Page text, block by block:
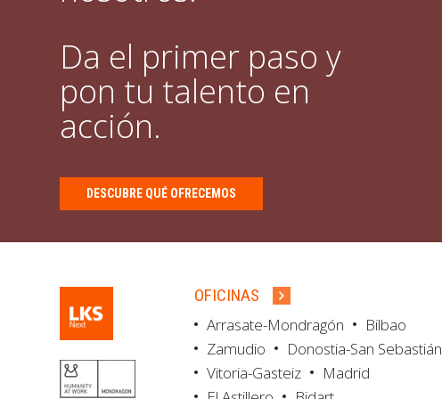
Da el primer paso y
pon tu talento en
acción.
DESCUBRE QUÉ OFRECEMOS
OFICINAS
Arrasate-Mondragón
Bilbao
Zamudio
Donostia-San Sebastián
Vitoria-Gasteiz
Madrid